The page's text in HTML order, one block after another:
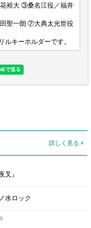
裕大 ③桑名江役／福井
聖一朗 ⑦大典太光世役
ルキーホルダーです。
詳しく見る
叉』
水ロック